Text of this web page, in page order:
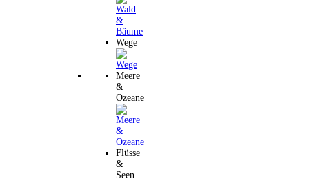
Wege
Meere
&
Ozeane
Flüsse
&
Seen